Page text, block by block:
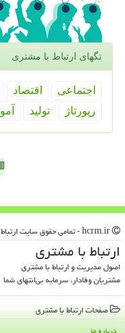
تگهای ارتباط با مشتری
اجتماعی اقتصاد
رپورتاژ
تولید
ارتباط با مشتری
اصول مدیریت و ارتباط با مشتری
مشتریان وفادار، سرمایه بی‌انتهای شما
صفحات ارتباط با مشتری